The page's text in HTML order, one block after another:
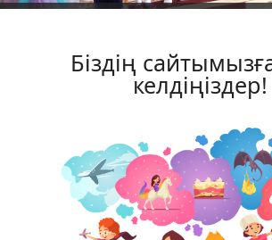
Бiздiң
келдiңiздер!